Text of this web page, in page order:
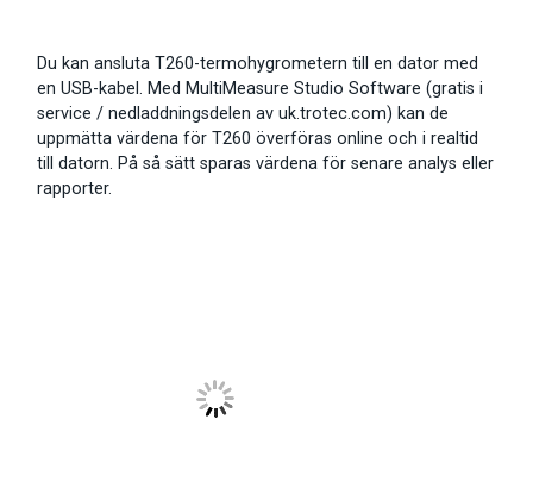
Du kan ansluta T260-termohygrometern till en dator med
en USB-kabel. Med MultiMeasure Studio Software (gratis i
service / nedladdningsdelen av uk.trotec.com) kan de
uppmätta värdena för T260 överföras online och i realtid
till datorn. På så sätt sparas värdena för senare analys eller
rapporter.